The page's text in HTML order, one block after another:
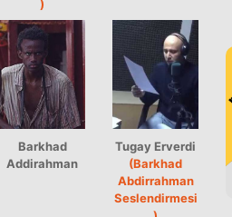
)
Barkhad
Addirahman
Tugay Erverdi
(Barkhad
Abdirrahman
Seslendirmesi